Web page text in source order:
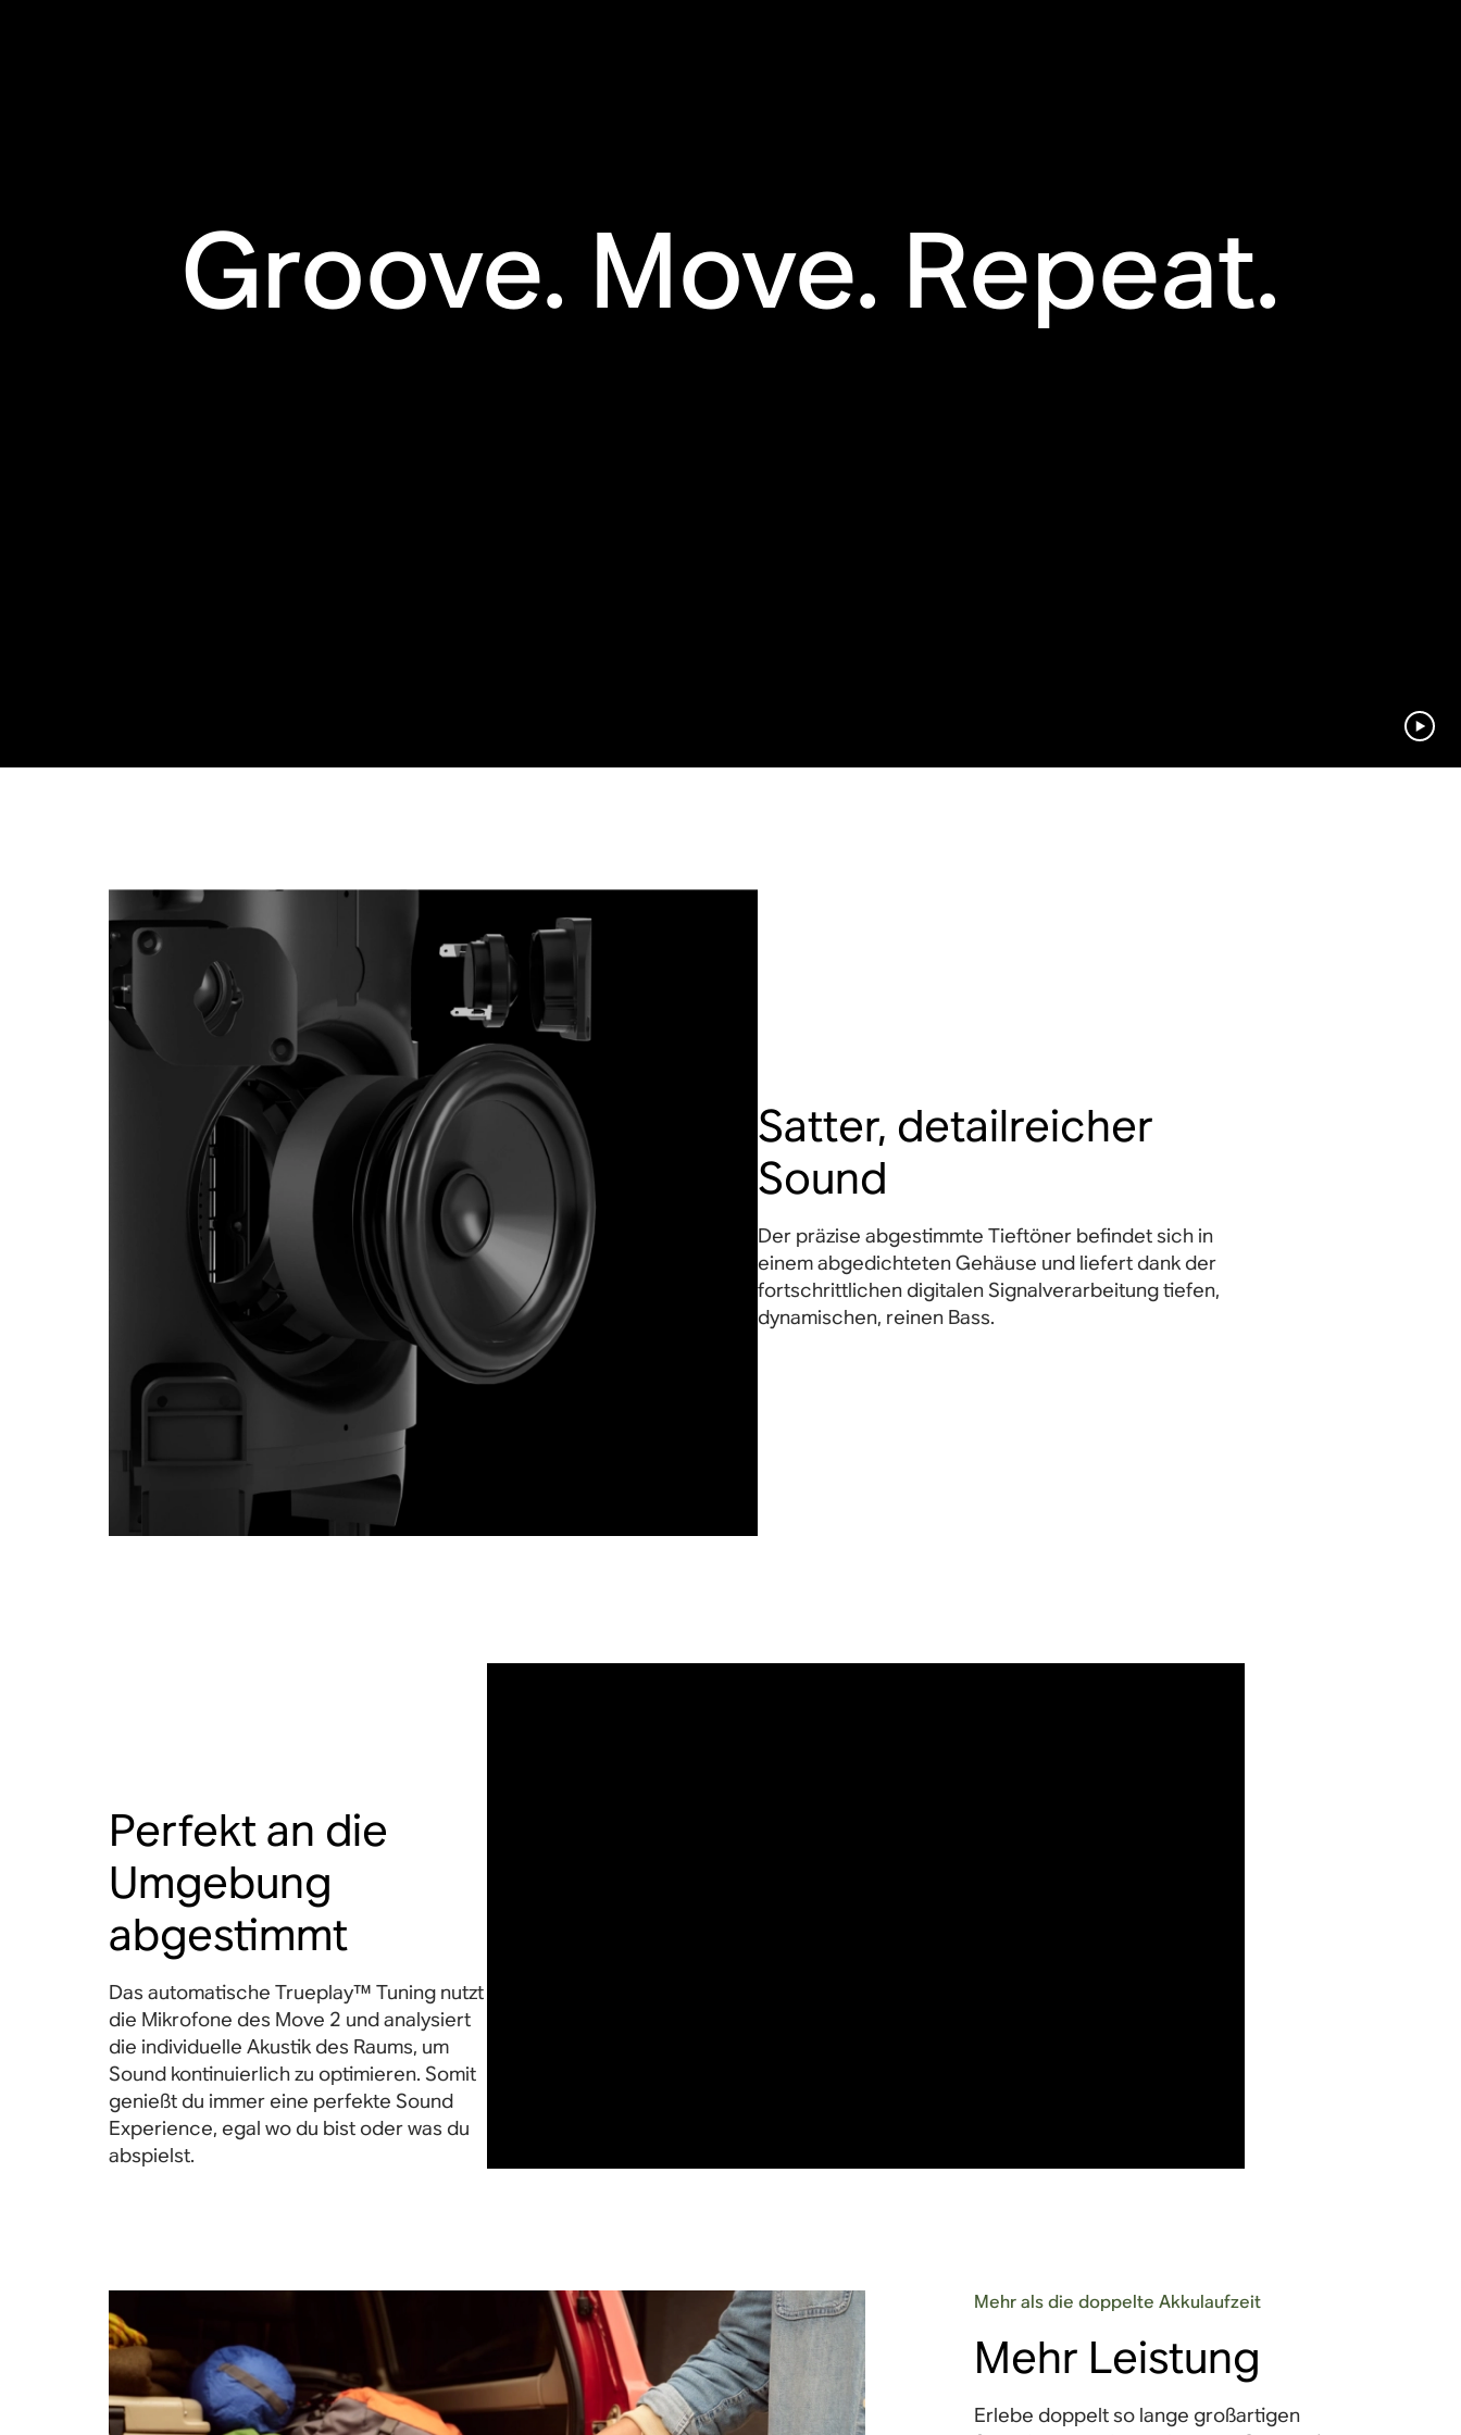
Groove. Move. Repeat.
Die neue akustische Architektur mit zwei
anstatt nur einem Hochtöner sorgt für eine
verbesserte Hi-Fi Stereo Klangbühne. Mit
kristallklaren Stimmen und präziser
Wiedergabe der Instrumente in den linken
und rechten Kanälen fühlst du dich wie auf
einem Live-Konzert.
Satter, detailreicher
Sound
Der präzise abgestimmte Tieftöner befindet sich in
einem abgedichteten Gehäuse und liefert dank der
fortschrittlichen digitalen Signalverarbeitung tiefen,
dynamischen, reinen Bass.
Perfekt an die
Umgebung
abgestimmt
Das automatische Trueplay™ Tuning nutzt
die Mikrofone des Move 2 und analysiert
die individuelle Akustik des Raums, um
Sound kontinuierlich zu optimieren. Somit
genießt du immer eine perfekte Sound
Experience, egal wo du bist oder was du
abspielst.
Mehr als die doppelte Akkulaufzeit
Mehr Leistung
Erlebe doppelt so lange großartigen